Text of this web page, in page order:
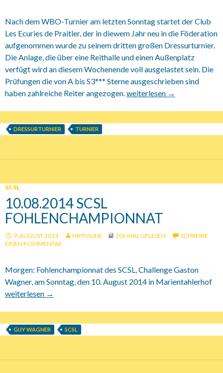
Nach dem WBO-Turnier am letzten Sonntag startet der Club
Les Ecuries de Praitler, der in diewem Jahr neu in die Föderation
aufgenommen wurde zu seinem dritten großen Dressurturnier.
Die Anlage, die über eine Reithalle und einen Außenplatz
verfügt wird an diesem Wochenende voll ausgelastet sein. Die
Prüfungen die von A bis S3*** Sterne ausgeschrieben sind
haben zahlreiche Reiter angezogen. 15.08.-17.08.2014
weiterlesen →
DRESSURTURNIER TURNIER
SCSL
10.08.2014 SCSL
FOHLENCHAMPIONNAT
9. AUGUST 2014 HIPPOLINE 206 MAL GELESEN
SCHREIBE
EINEN KOMMENTAR
Morgen: Fohlenchampionnat des SCSL, Challenge Gaston
Wagner, am Sonntag, den 10. August 2014 in Marientahlerhof
10.08.2014 SCSL Fohlenchampionnat
weiterlesen →
GUY WAGNER SCSL